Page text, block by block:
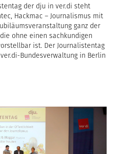
der dju in ver.di steht
Hackmac – Journalismus mit
ganz der
ohne einen sachkundigen
ist. Der Journalistentag
Bundesverwaltung in Berlin